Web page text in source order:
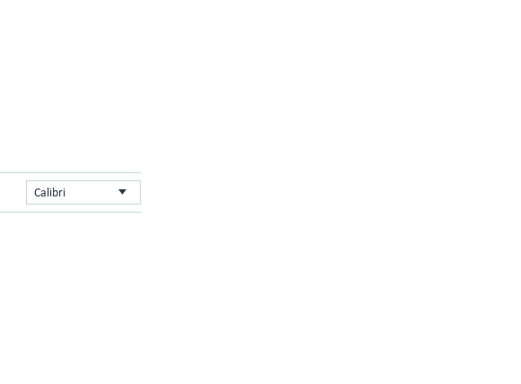
Calibri